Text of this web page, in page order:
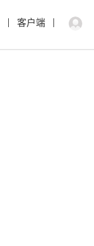
客户端